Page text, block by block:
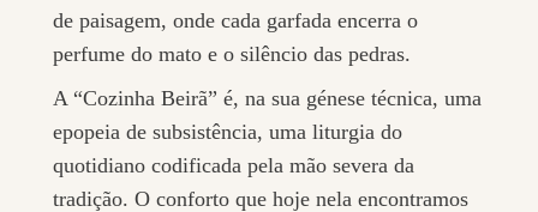
de paisagem, onde cada garfada encerra o
perfume do mato e o silêncio das pedras.
A “Cozinha Beirã” é, na sua génese técnica, uma
epopeia de subsistência, uma liturgia do
quotidiano codificada pela mão severa da
tradição. O conforto que hoje nela encontramos